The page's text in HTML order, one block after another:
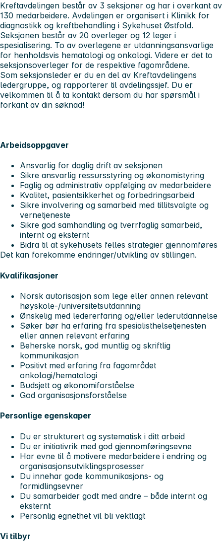
Kreftavdelingen består av 3 seksjoner og har i overkant av
130 medarbeidere. Avdelingen er organisert i Klinikk for
diagnostikk og kreftbehandling i Sykehuset Østfold.
Seksjonen består av 20 overleger og 12 leger i
spesialisering. To av overlegene er utdanningsansvarlige
for henholdsvis hematologi og onkologi. Videre er det to
seksjonsoverleger for de respektive fagområdene.
Som seksjonsleder er du en del av Kreftavdelingens
ledergruppe, og rapporterer til avdelingssjef. Du er
velkommen til å ta kontakt dersom du har spørsmål i
forkant av din søknad!
Arbeidsoppgaver
Ansvarlig for daglig drift av seksjonen
Sikre ansvarlig ressursstyring og økonomistyring
Faglig og administrativ oppfølging av medarbeidere
Kvalitet, pasientsikkerhet og forbedringsarbeid
Sikre involvering og samarbeid med tillitsvalgte og
vernetjeneste
Sikre god samhandling og tverrfaglig samarbeid,
internt og eksternt
Bidra til at sykehusets felles strategier gjennomføres
Det kan forekomme endringer/utvikling av stillingen.
Kvalifikasjoner
Norsk autorisasjon som lege eller annen relevant
høyskole-/universitetsutdanning
Ønskelig med ledererfaring og/eller lederutdannelse
Søker bør ha erfaring fra spesialisthelsetjenesten
eller annen relevant erfaring
Beherske norsk, god muntlig og skriftlig
kommunikasjon
Positivt med erfaring fra fagområdet
onkologi/hematologi
Budsjett og økonomiforståelse
God organisasjonsforståelse
Personlige egenskaper
Du er strukturert og systematisk i ditt arbeid
Du er initiativrik med god gjennomføringsevne
Har evne til å motivere medarbeidere i endring og
organisasjonsutviklingsprosesser
Du innehar gode kommunikasjons- og
formidlingsevner
Du samarbeider godt med andre – både internt og
eksternt
Personlig egnethet vil bli vektlagt
Vi tilbyr